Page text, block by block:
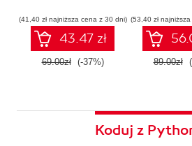
sztucznej
(41,40 zł najniższa cena z 30 dni)
43.47 zł
69.00zł (-37%)
(53,40 zł
89.00zł
Koduj z